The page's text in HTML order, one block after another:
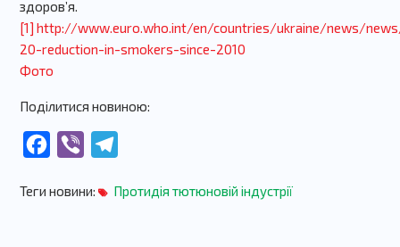
здоров’я.
[1] http://www.euro.who.int/en/countries/ukraine/news/
20-reduction-in-smokers-since-2010
Фото
Поділитися новиною:
Facebook
Viber
Теги новини: Протидія тютюновій індустрії